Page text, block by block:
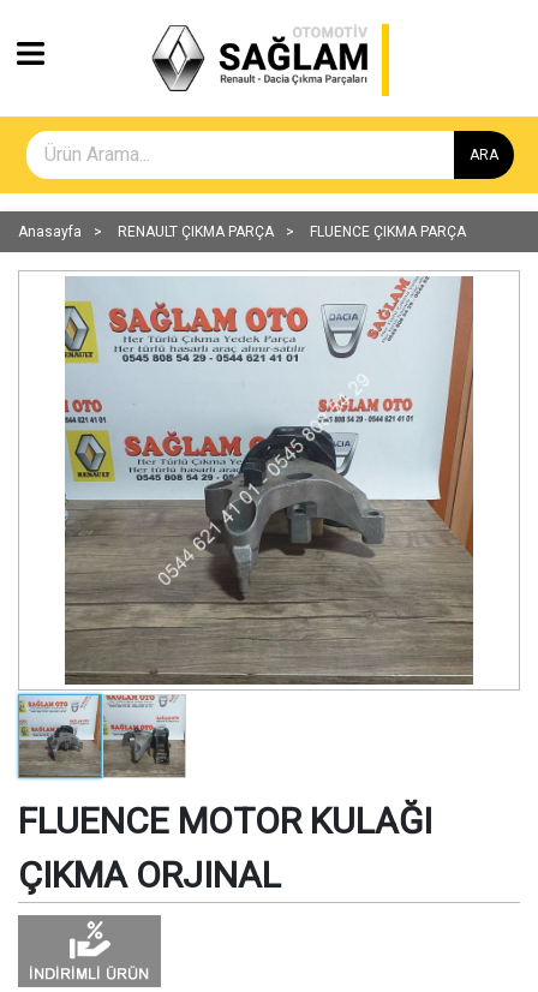
ARA
Anasayfa RENAULT ÇIKMA PARÇA FLUENCE ÇIKMA PARÇA
FLUENCE MOTOR KULAĞI
ÇIKMA ORJINAL